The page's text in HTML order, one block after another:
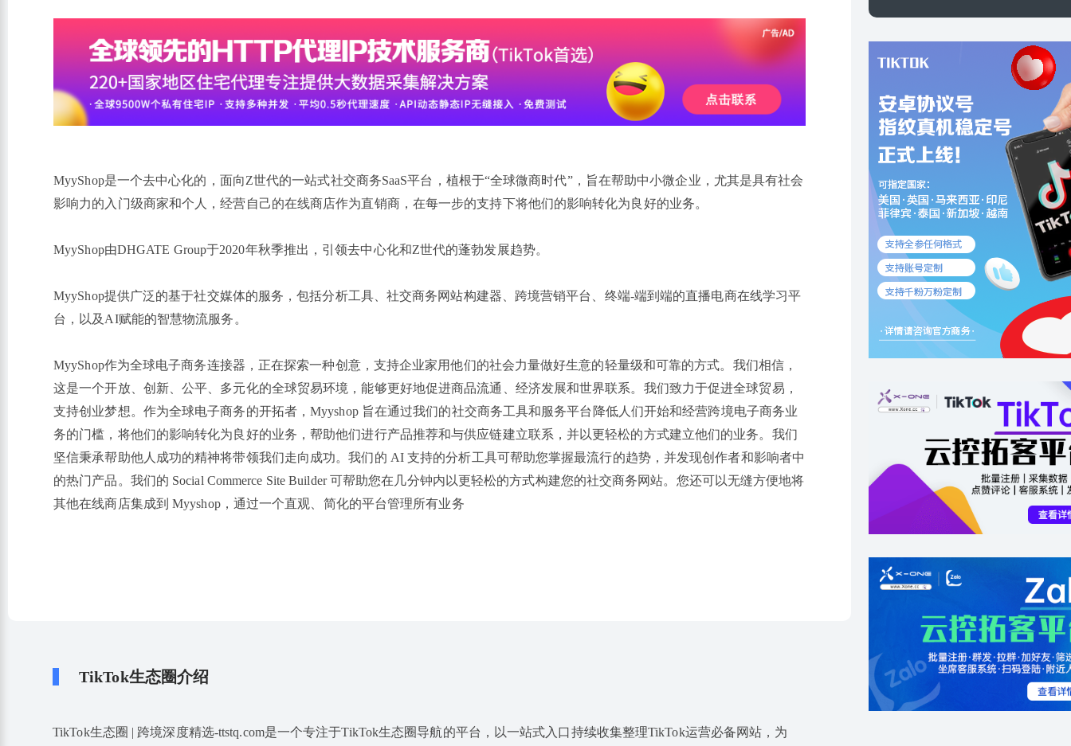
MyyShop是一个去中心化的，面向Z世代的一站式社交商务SaaS平台，植根于“全球微商时代”，旨在帮助中小微企业，尤其是具有社会
影响力的入门级商家和个人，经营自己的在线商店作为直销商，在每一步的支持下将他们的影响转化为良好的业务。
MyyShop由DHGATE Group于2020年秋季推出，引领去中心化和Z世代的蓬勃发展趋势。
MyyShop提供广泛的基于社交媒体的服务，包括分析工具、社交商务网站构建器、跨境营销平台、终端-端到端的直播电商在线学习平
台，以及AI赋能的智慧物流服务。
MyyShop作为全球电子商务连接器，正在探索一种创意，支持企业家用他们的社会力量做好生意的轻量级和可靠的方式。我们相信，
这是一个开放、创新、公平、多元化的全球贸易环境，能够更好地促进商品流通、经济发展和世界联系。我们致力于促进全球贸易，
支持创业梦想。作为全球电子商务的开拓者，Myyshop 旨在通过我们的社交商务工具和服务平台降低人们开始和经营跨境电子商务业
务的门槛，将他们的影响转化为良好的业务，帮助他们进行产品推荐和与供应链建立联系，并以更轻松的方式建立他们的业务。我们
坚信秉承帮助他人成功的精神将带领我们走向成功。我们的 AI 支持的分析工具可帮助您掌握最流行的趋势，并发现创作者和影响者中
的热门产品。我们的 Social Commerce Site Builder 可帮助您在几分钟内以更轻松的方式构建您的社交商务网站。您还可以无缝方便地将
其他在线商店集成到 Myyshop，通过一个直观、简化的平台管理所有业务
TikTok生态圈介绍
TikTok生态圈 | 跨境深度精选-ttstq.com是一个专注于TikTok生态圈导航的平台，以一站式入口持续收集整理TikTok运营必备网站，为